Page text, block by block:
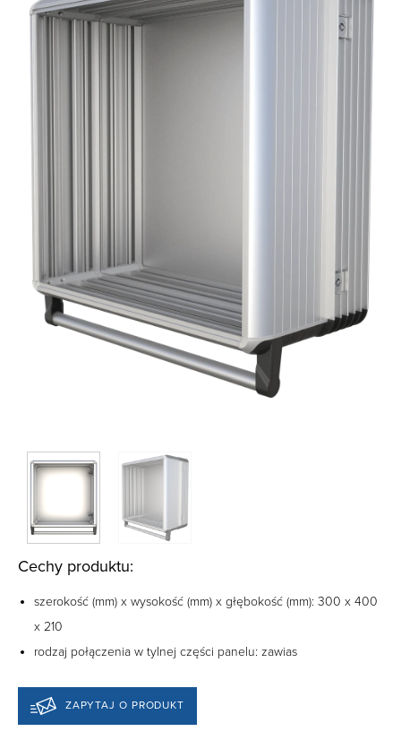
Cechy produktu:
szerokość (mm) x wysokość (mm) x głębokość (mm): 300 x 400
x 210
rodzaj połączenia w tylnej części panelu: zawias
ZAPYTAJ O PRODUKT